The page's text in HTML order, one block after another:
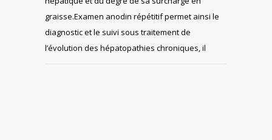
graisse.Examen anodin répétitif permet ainsi le
diagnostic et le suivi sous traitement de
l’évolution des hépatopathies chroniques, il